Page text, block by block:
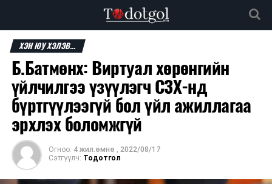
ХЭН ЮУ ХЭЛЭВ...
Б.Батмөнх: Виртуал хөрөнгийн
үйлчилгээ үзүүлэгч СЗХ-нд
бүртгүүлээгүй бол үйл ажиллагаа
эрхлэх боломжгүй
Огноо: 4 жил.өмнө , 2022/08/17
Сэтгүүлч: Тодотгол